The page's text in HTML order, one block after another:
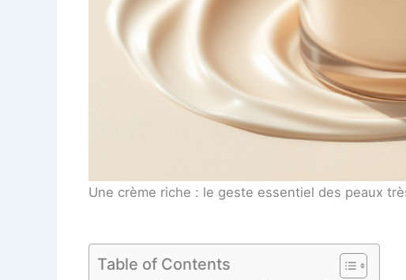
Une crème riche : le geste essentiel des peaux
Table of Contents